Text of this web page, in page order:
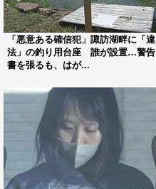
「悪意ある確信犯」諏訪湖畔に「違
法」の釣り用台座 誰が設置…警告
書を張るも、はが...